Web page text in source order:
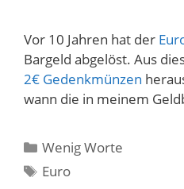
Vor 10 Jahren hat der
Bargeld abgelöst. Aus
2€ Gedenkmünzen
wann die in meinem
Kategorien
Wenig Worte
Schlagwörter
Euro